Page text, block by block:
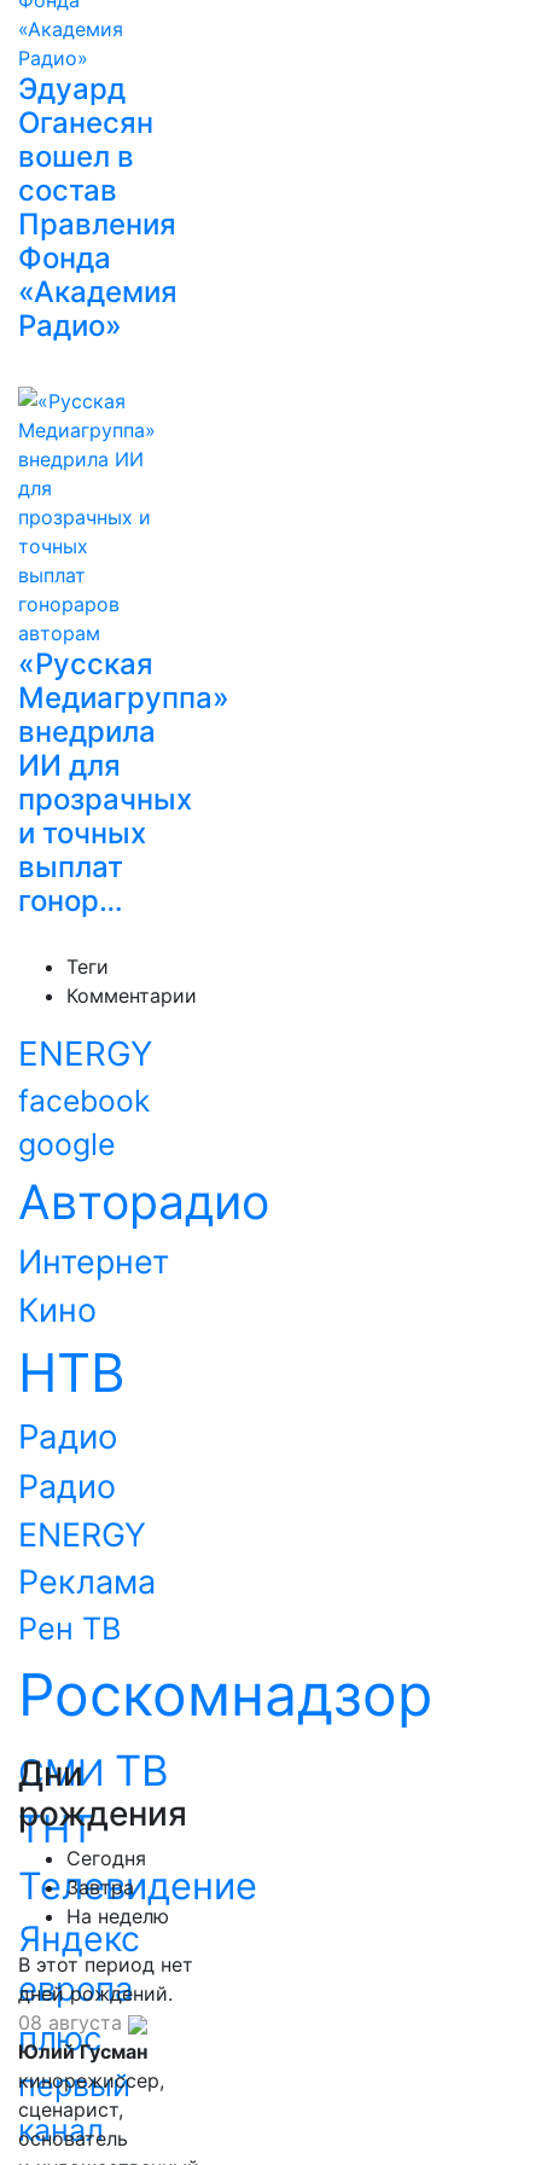
Эдуард
Оганесян
вошел в
состав
Правления
Фонда
«Академия
Радио»
«Русская
Медиагруппа»
внедрила
ИИ для
прозрачных
и точных
выплат
гонор…
Теги
Комментарии
ENERGY
facebook
google
Авторадио
Интернет
Кино
НТВ
Радио
Радио
ENERGY
Реклама
Рен ТВ
Роскомнадзор
СМИ ТВ
ТНТ
Телевидение
Яндекс
европа
плюс
первый
канал
Дни
рождения
Сегодня
Завтра
На неделю
В этот период нет
дней рождений.
08 августа
Юлий Гусман
кинорежиссер,
сценарист,
основатель